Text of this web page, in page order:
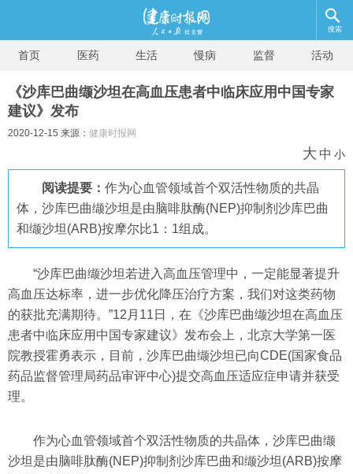
搜索
首页 医药 生活 慢病 监督 活动
《沙库巴曲缬沙坦在高血压患者中临床应用中国专家
建议》发布
2020-12-15 来源： 健康时报网
大 中 小
阅读提要： 作为心血管领域首个双活性物质的共晶
体，沙库巴曲缬沙坦是由脑啡肽酶(NEP)抑制剂沙库巴曲
和缬沙坦(ARB)按摩尔比1：1组成。
“沙库巴曲缬沙坦若进入高血压管理中，一定能显著提升
高血压达标率，进一步优化降压治疗方案，我们对这类药物
的获批充满期待。”12月11日，在《沙库巴曲缬沙坦在高血压
患者中临床应用中国专家建议》发布会上，北京大学第一医
院教授霍勇表示，目前，沙库巴曲缬沙坦已向CDE(国家食品
药品监督管理局药品审评中心)提交高血压适应症申请并获受
理。
作为心血管领域首个双活性物质的共晶体，沙库巴曲缬
沙坦是由脑啡肽酶(NEP)抑制剂沙库巴曲和缬沙坦(ARB)按摩